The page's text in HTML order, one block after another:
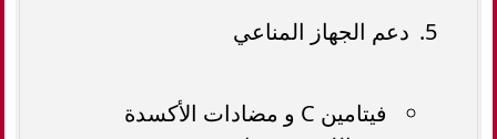
دعم الجهاز المناعي
فيتامين C و مضادات الأكسدة